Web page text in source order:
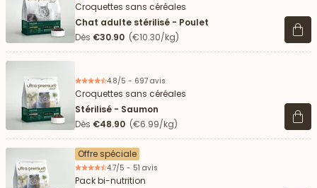
Croquettes sans céréales
Chat adulte stérilisé - Poulet
Dès €30.90 (€10.30/kg) Voir
4.8/5 - 697 avis
Croquettes sans céréales
Stérilisé - Saumon
Dès €48.90 (€6.99/kg) Voir
Offre spéciale
4.7/5 - 51 avis
Pack bi-nutrition